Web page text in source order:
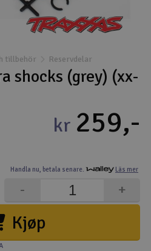
byggsatser
tillbehör Reservdelar
shocks (grey) (xx-
Handla nu, betala senare. Läs mer
kr 259,-
Kjøp
+
-